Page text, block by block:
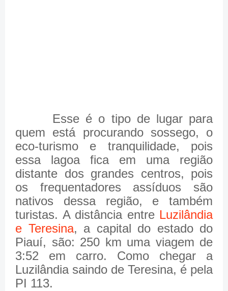
Esse é o tipo de lugar para
quem está procurando sossego, o
eco-turismo e tranquilidade, pois
essa lagoa fica em uma região
distante dos grandes centros, pois
os frequentadores assíduos são
nativos dessa região, e também
turistas. A distância entre Luzilândia
e Teresina, a capital do estado do
Piauí, são: 250 km uma viagem de
3:52 em carro. Como chegar a
Luzilândia saindo de Teresina, é pela
PI 113.